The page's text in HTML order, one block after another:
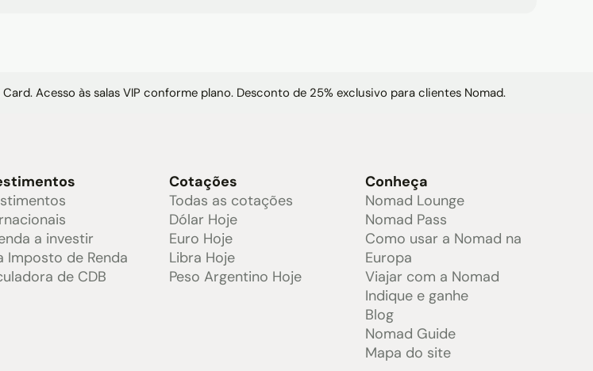
Acesso às salas VIP conforme plano. Desconto de 25% exclusivo para clientes Nomad.
a investir
Imposto de Renda
de CDB
Cotações
Todas as cotações
Dólar Hoje
Euro Hoje
Libra Hoje
Peso Argentino Hoje
Conheça
Nomad Lounge
Nomad Pass
Como usar a Nomad na
Europa
Viajar com a Nomad
Indique e ganhe
Blog
Nomad Guide
Mapa do site